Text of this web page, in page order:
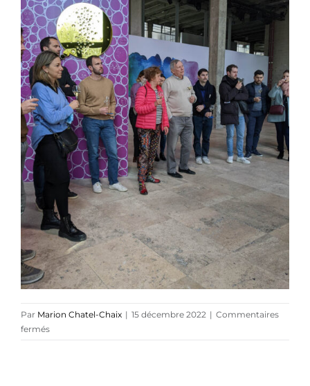
Direction créative
Références
Podcasts
Blog
TEDx
À-propos
Par Marion Chatel-Chaix | 15 décembre 2022 | Commentaires
ferméssur